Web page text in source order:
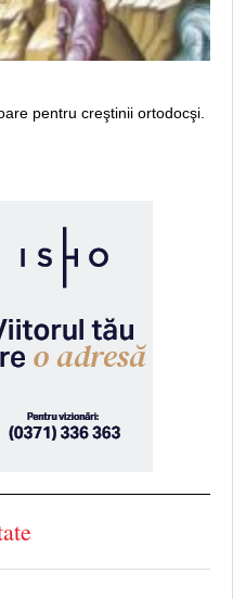
pentru creştinii ortodocşi.